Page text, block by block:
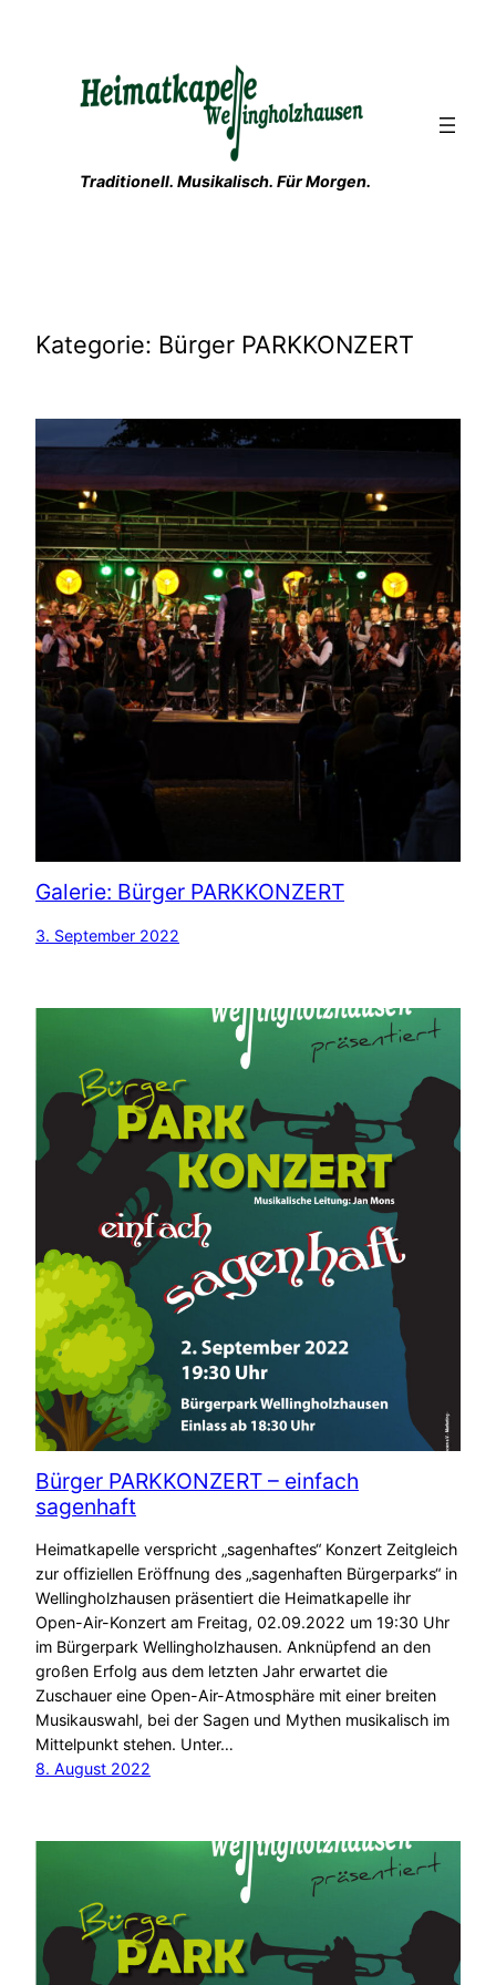
Traditionell. Musikalisch. Für Morgen.
Kategorie: Bürger PARKKONZERT
Galerie: Bürger PARKKONZERT
3. September 2022
Bürger PARKKONZERT – einfach
sagenhaft
Heimatkapelle verspricht „sagenhaftes“ Konzert Zeitgleich
zur offiziellen Eröffnung des „sagenhaften Bürgerparks“ in
Wellingholzhausen präsentiert die Heimatkapelle ihr
Open-Air-Konzert am Freitag, 02.09.2022 um 19:30 Uhr
im Bürgerpark Wellingholzhausen. Anknüpfend an den
großen Erfolg aus dem letzten Jahr erwartet die
Zuschauer eine Open-Air-Atmosphäre mit einer breiten
Musikauswahl, bei der Sagen und Mythen musikalisch im
Mittelpunkt stehen. Unter…
8. August 2022